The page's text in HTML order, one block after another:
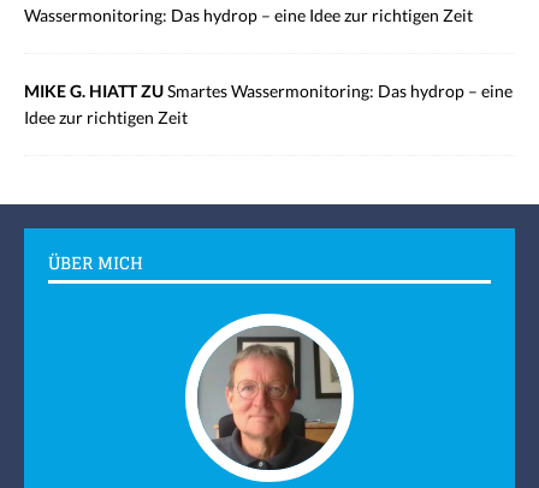
Wassermonitoring: Das hydrop – eine Idee zur richtigen Zeit
MIKE G. HIATT ZUSmartes Wassermonitoring: Das hydrop – eine
Idee zur richtigen Zeit
ÜBER MICH